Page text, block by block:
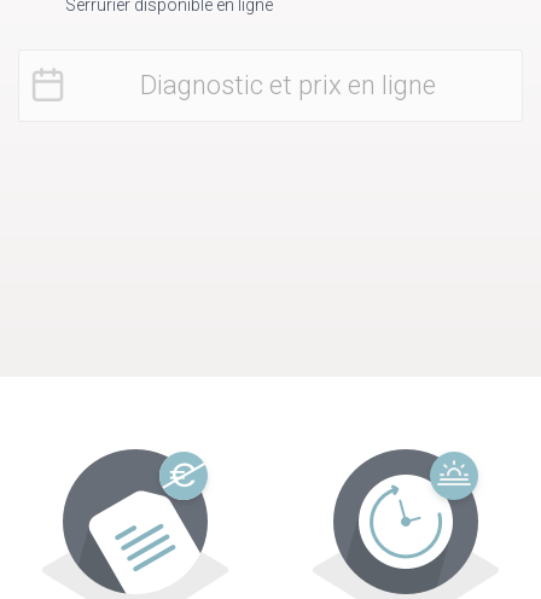
Serrurier disponible en ligne
Diagnostic et prix en ligne